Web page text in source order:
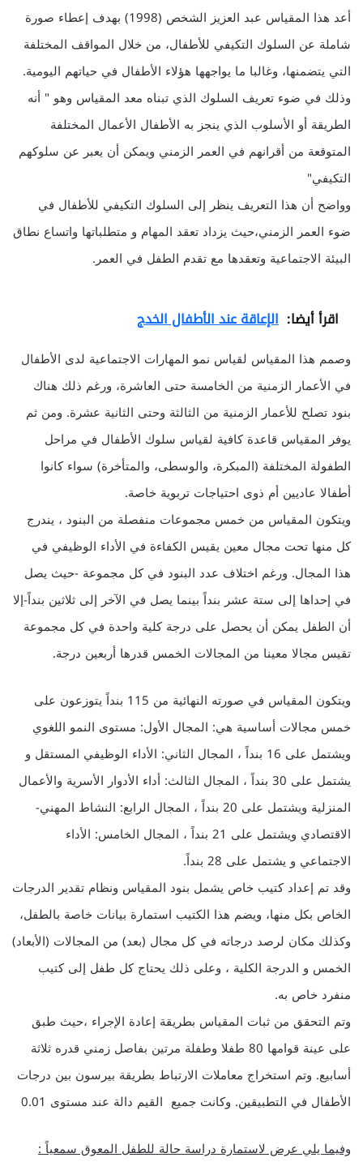
أعد هذا المقياس عبد العزيز الشخص (1998) بهدف إعطاء صورة
شاملة عن السلوك التكيفي للأطفال، من خلال المواقف المختلفة
التي يتضمنها، وغالبا ما يواجهها هؤلاء الأطفال في حياتهم اليومية.
وذلك في ضوء تعريف السلوك الذي تبناه معد المقياس وهو " أنه
الطريقة أو الأسلوب الذي ينجز به الأطفال الأعمال المختلفة
المتوقعة من أقرانهم في العمر الزمني ويمكن أن يعبر عن سلوكهم
التكيفي"
وواضح أن هذا التعريف ينظر إلى السلوك التكيفي للأطفال في
ضوء العمر الزمني،حيث يزداد تعقد المهام و متطلباتها واتساع نطاق
البيئة الاجتماعية وتعقدها مع تقدم الطفل في العمر.
اقرأ أيضا: الإعاقة عند الأطفال الخدج
وصمم هذا المقياس لقياس نمو المهارات الاجتماعية لدى الأطفال
في الأعمار الزمنية من الخامسة حتى العاشرة، ورغم ذلك هناك
بنود تصلح للأعمار الزمنية من الثالثة وحتى الثانية عشرة. ومن ثم
يوفر المقياس قاعدة كافية لقياس سلوك الأطفال في مراحل
الطفولة المختلفة (المبكرة، والوسطى، والمتأخرة) سواء كانوا
أطفالا عاديين أم ذوى احتياجات تربوية خاصة.
ويتكون المقياس من خمس مجموعات منفصلة من البنود ، يندرج
كل منها تحت مجال معين يقيس الكفاءة في الأداء الوظيفي في
هذا المجال. ورغم اختلاف عدد البنود في كل مجموعة -حيث يصل
في إحداها إلى ستة عشر بنداً بينما يصل في الآخر إلى ثلاثين بنداً-إلا
أن الطفل يمكن أن يحصل على درجة كلية واحدة في كل مجموعة
تقيس مجالا معينا من المجالات الخمس قدرها أربعين درجة.
ويتكون المقياس في صورته النهائية من 115 بنداً يتوزعون على
خمس مجالات أساسية هي: المجال الأول: مستوى النمو اللغوي
ويشتمل على 16 بنداً ، المجال الثاني: الأداء الوظيفي المستقل و
يشتمل على 30 بنداً ، المجال الثالث: أداء الأدوار الأسرية والأعمال
المنزلية ويشتمل على 20 بنداً ، المجال الرابع: النشاط المهني-
الاقتصادي ويشتمل على 21 بنداً ، المجال الخامس: الأداء
الاجتماعي و يشتمل على 28 بنداً.
وقد تم إعداد كتيب خاص يشمل بنود المقياس ونظام تقدير الدرجات
الخاص بكل منها، ويضم هذا الكتيب استمارة بيانات خاصة بالطفل،
وكذلك مكان لرصد درجاته في كل مجال (بعد) من المجالات (الأبعاد)
الخمس و الدرجة الكلية ، وعلى ذلك يحتاج كل طفل إلى كتيب
منفرد خاص به.
وتم التحقق من ثبات المقياس بطريقة إعادة الإجراء ،حيث طبق
على عينة قوامها 80 طفلا وطفلة مرتين بفاصل زمني قدره ثلاثة
أسابيع. وتم استخراج معاملات الارتباط بطريقة بيرسون بين درجات
الأطفال في التطبيقين. وكانت جميع القيم دالة عند مستوى 0.01
وفيما يلي عرض لاستمارة دراسة حالة للطفل المعوق سمعياً :